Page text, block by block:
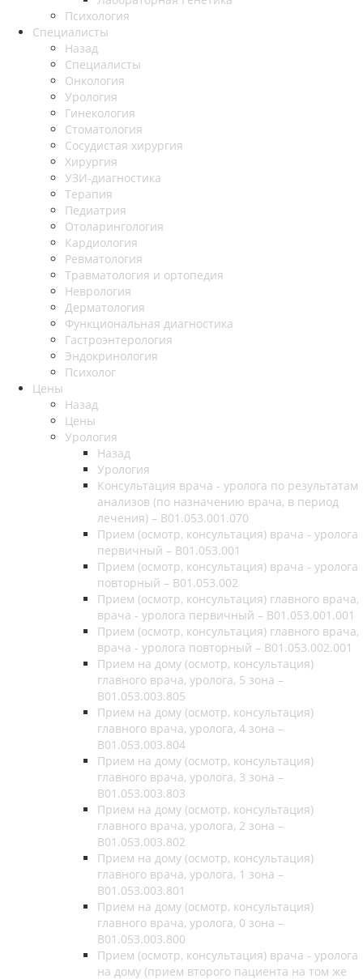
Психология
Специалисты
Назад
Специалисты
Онкология
Урология
Гинекология
Стоматология
Сосудистая хирургия
Хирургия
УЗИ-диагностика
Терапия
Педиатрия
Отоларингология
Кардиология
Ревматология
Травматология и ортопедия
Неврология
Дерматология
Функциональная диагностика
Гастроэнтерология
Эндокринология
Психолог
Цены
Назад
Цены
Урология
Назад
Урология
Консультация врача - уролога по результатам
анализов (по назначению врача, в период
лечения) – B01.053.001.070
Прием (осмотр, консультация) врача - уролога
первичный – B01.053.001
Прием (осмотр, консультация) врача - уролога
повторный – B01.053.002
Прием (осмотр, консультация) главного врача,
врача - уролога первичный – B01.053.001.001
Прием (осмотр, консультация) главного врача,
врача - уролога повторный – B01.053.002.001
Прием на дому (осмотр, консультация)
главного врача, уролога, 5 зона –
B01.053.003.805
Прием на дому (осмотр, консультация)
главного врача, уролога, 4 зона –
B01.053.003.804
Прием на дому (осмотр, консультация)
главного врача, уролога, 3 зона –
B01.053.003.803
Прием на дому (осмотр, консультация)
главного врача, уролога, 2 зона –
B01.053.003.802
Прием на дому (осмотр, консультация)
главного врача, уролога, 1 зона –
B01.053.003.801
Прием на дому (осмотр, консультация)
главного врача, уролога, 0 зона –
B01.053.003.800
Прием (осмотр, консультация) врача - уролога
на дому (прием второго пациента на том же